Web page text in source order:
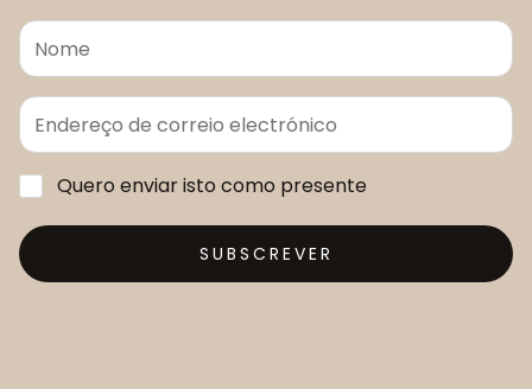
Quero enviar isto como presente
SUBSCREVER